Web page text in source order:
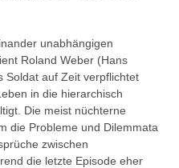
unabhängigen
Roland Weber (Hans
Soldat auf Zeit verpflichtet
in die hierarchisch
Die meist nüchterne
die Probleme und Dilemmata
zwischen
die letzte Episode eher